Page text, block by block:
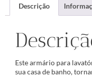
Descrição
Este armário para
sua casa de banho,